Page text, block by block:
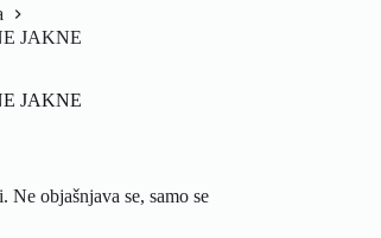
JAKNE
JAKNE
objašnjava se, samo se